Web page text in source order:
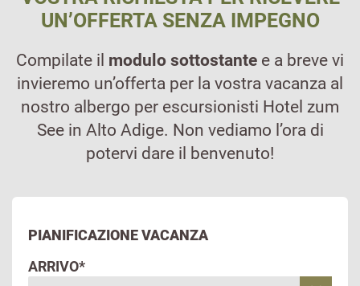
UN’OFFERTA SENZA IMPEGNO
Compilate il modulo sottostante e a breve vi
invieremo un’offerta per la vostra vacanza al
nostro albergo per escursionisti Hotel zum
See in Alto Adige. Non vediamo l’ora di
potervi dare il benvenuto!
PIANIFICAZIONE VACANZA
ARRIVO*